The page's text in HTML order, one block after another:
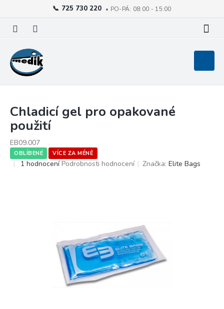
obsah
725 730 220
košík
Chladicí gel pro opakované
použití
EB09.007
OBLÍBENÉ VÍCE ZA MÉNĚ
Průměrné
1 hodnocení Podrobnosti hodnocení Značka:Elite Bags